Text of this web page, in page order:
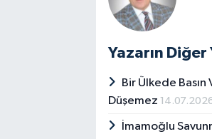
Yazarın Diğer
Bir Ülkede
Düşemez
İmamoğlu